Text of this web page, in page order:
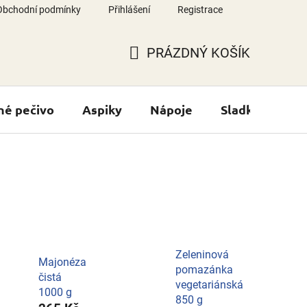
podmínky Přihlášení Registrace
KOŠÍK
PRÁZDNÝ KOŠÍK
pečivo Aspiky Nápoje Sladké
Majonéza
čistá
1000 g
Zeleninová
pomazánka
vegetariánská
850 g